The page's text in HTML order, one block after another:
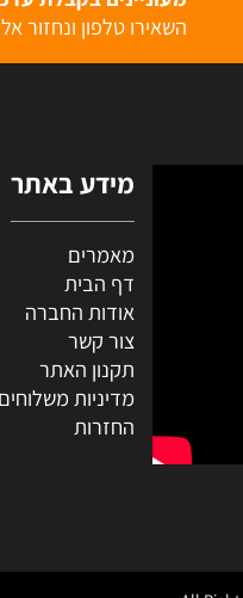
מעוניינים בקבלת
השאירו טלפון ונחזור אליכם
מידע באתר
מאמרים
דף הבית
אודות החברה
צור קשר
תקנון האתר
מדיניות משלוחים